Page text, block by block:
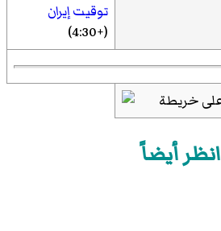
توقيت إيران
(+4:30)
انظر أيضاً